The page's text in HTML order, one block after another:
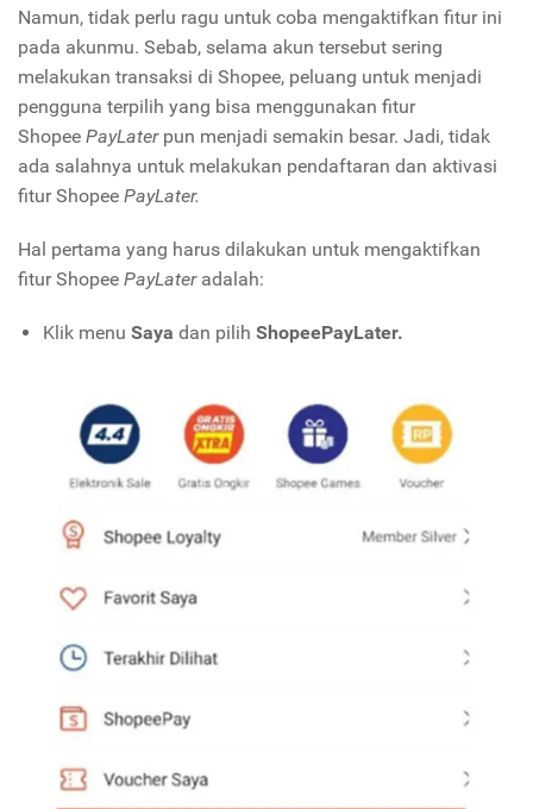
Namun, tidak perlu ragu untuk coba mengaktifkan fitur ini
pada akunmu. Sebab, selama akun tersebut sering
melakukan transaksi di Shopee, peluang untuk menjadi
pengguna terpilih yang bisa menggunakan fitur
Shopee PayLater pun menjadi semakin besar. Jadi, tidak
ada salahnya untuk melakukan pendaftaran dan aktivasi
fitur Shopee PayLater.
Hal pertama yang harus dilakukan untuk mengaktifkan
fitur Shopee PayLater adalah:
Klik menu Saya dan pilih ShopeePayLater.